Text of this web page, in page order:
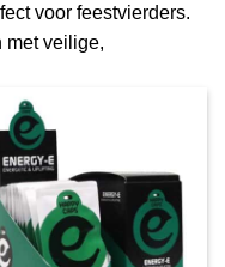
voor feestvierders.
met veilige,